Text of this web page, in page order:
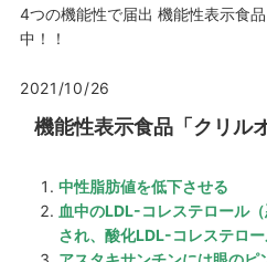
4つの機能性で届出 機能性表示食
中！！
2021/10/26
機能性表示食品「クリル
中性脂肪値を低下させる
血中のLDL-コレステロール
され、酸化LDL-コレステロ